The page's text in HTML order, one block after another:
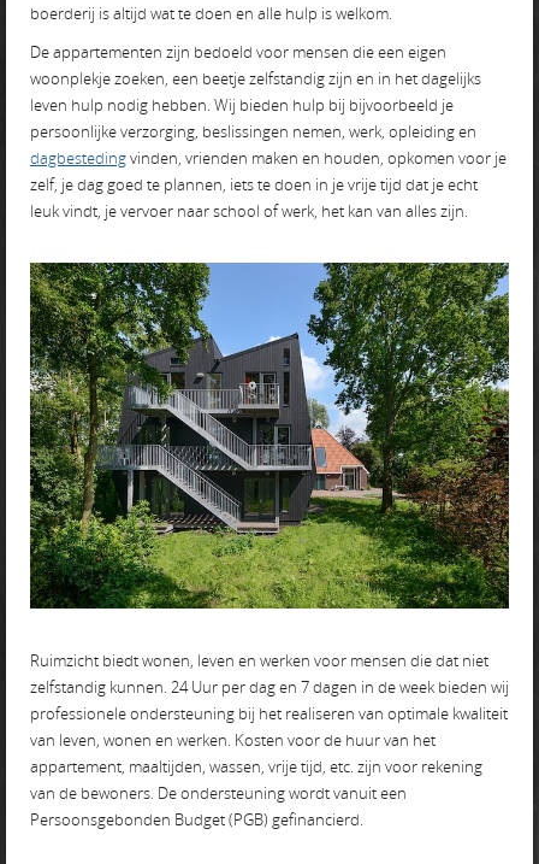
boerderij is altijd wat te doen en alle hulp is welkom.
De appartementen zijn bedoeld voor mensen die een eigen
woonplekje zoeken, een beetje zelfstandig zijn en in het dagelijks
leven hulp nodig hebben. Wij bieden hulp bij bijvoorbeeld je
persoonlijke verzorging, beslissingen nemen, werk, opleiding en
dagbestedingvinden, vrienden maken en houden, opkomen voor je
zelf, je dag goed te plannen, iets te doen in je vrije tijd dat je echt
leuk vindt, je vervoer naar school of werk, het kan van alles zijn.
Ruimzicht biedt wonen, leven en werken voor mensen die dat niet
zelfstandig kunnen. 24 Uur per dag en 7 dagen in de week bieden wij
professionele ondersteuning bij het realiseren van optimale kwaliteit
van leven, wonen en werken. Kosten voor de huur van het
appartement, maaltijden, wassen, vrije tijd, etc. zijn voor rekening
van de bewoners. De ondersteuning wordt vanuit een
Persoonsgebonden Budget (PGB) gefinancierd.